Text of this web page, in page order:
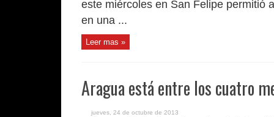
este miércoles en San Felipe permitió
en una ...
Leer mas »
Aragua está entre los cuatro
jueves, 24 de octubre de 2013